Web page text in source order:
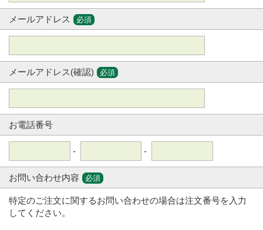
メールアドレス 必須
メールアドレス(確認) 必須
お電話番号
- -
お問い合わせ内容 必須
特定のご注文に関するお問い合わせの場合は注文番号を入力
してください。